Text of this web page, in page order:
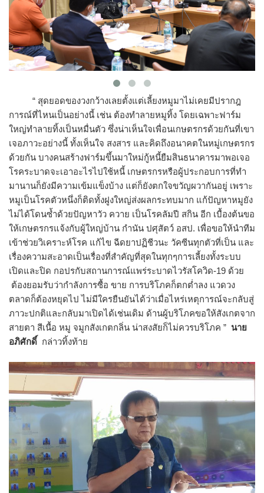
“ สุดยอดของวงกว้างเลยตั้งแต่เลี้ยงหมูมาไม่เคยมีปรากฎ
การณ์ที่ไหนเป็นอย่างนี้ เช่น ต้องทำลายหมูทิ้ง โดยเฉพาะฟาร์ม
ใหญ่ทำลายทิ้งเป็นหมื่นตัว ซึ่งน่าเห็นใจเพื่อนเกษตรกรด้วยกันที่เขา
เจอภาวะอย่างนี้ ทั้งเห็นใจ สงสาร และคิดถึงอนาคตในหมู่เกษตรกร
ด้วยกัน บางคนสร้างฟาร์มขึ้นมาใหม่กู้หนี้ยืมสินธนาคารมาพอเจอ
โรคระบาดจะเอาอะไรไปใช้หนี้ เกษตรกรหรือผู้ประกอบการที่ทำ
มานานก็ยังมีความเข้มแข็งบ้าง แต่ก็ยังตกใจขวัญผวากันอยู่ เพราะ
หมูเป็นโรคตัวหนึ่งก็ติดทั้งฝูงใหญ่ส่งผลกระทบมาก แก้ปัญหาหมูยัง
ไม่ได้โดนซ้ำด้วยปัญหาวัว ควาย เป็นโรคลัมปี สกิน อีก เบื้องต้นขอ
ให้เกษตรกรแจ้งกับผู้ใหญ่บ้าน กำนัน ปศุสัตว์ อสป. เพื่อขอให้นำทีม
เข้าช่วยวิเคราะห์โรค แก้ไข ฉีดยาปฏิชีวนะ วัคซีนทุกตัวที่เป็น และ
เรื่องความสะอาดเป็นเรื่องที่สำคัญที่สุดในทุกๆการเลี้ยงทั้งระบบ
เปิดและปิด กอปรกับสถานการณ์แพร่ระบาดไวรัสโควิด-19 ด้วย
ต้องยอมรับว่ากำลังการซื้อ ขาย การบริโภคก็ตกต่ำลง แวดวง
ตลาดก็ต้องหยุดไป ไม่มีใครยืนยันได้ว่าเมื่อไหร่เหตุการณ์จะกลับสู่
ภาวะปกติและกลับมาเปิดได้เช่นเดิม ด้านผู้บริโภคขอให้สังเกตจาก
สายตา สีเนื้อ หมู จมูกสังเกตกลิ่น น่าสงสัยก็ไม่ควรบริโภค ” นาย
อภิศักดิ์ กล่าวทิ้งท้าย